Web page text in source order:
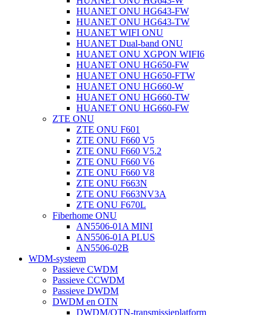
HUANET ONU HG643-FW
HUANET ONU HG643-TW
HUANET WIFI ONU
HUANET Dual-band ONU
HUANET ONU XGPON WIFI6
HUANET ONU HG650-FW
HUANET ONU HG650-FTW
HUANET ONU HG660-W
HUANET ONU HG660-TW
HUANET ONU HG660-FW
ZTE ONU
ZTE ONU F601
ZTE ONU F660 V5
ZTE ONU F660 V5.2
ZTE ONU F660 V6
ZTE ONU F660 V8
ZTE ONU F663N
ZTE ONU F663NV3A
ZTE ONU F670L
Fiberhome ONU
AN5506-01A MINI
AN5506-01A PLUS
AN5506-02B
WDM-systeem
Passieve CWDM
Passieve CCWDM
Passieve DWDM
DWDM en OTN
DWDM/OTN-transmissieplatform